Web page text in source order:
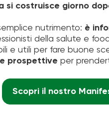
Di
si costruisce giorno
nutrimento: è
della salute e
e utili per fare buone
prospettive per
Scopri il nostro